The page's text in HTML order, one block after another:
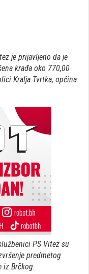
je prijavljeno da je
krađa oko 770,00
Kralja Tvrtka, općina
PS Vitez su
predmetog
iz Brčkog.